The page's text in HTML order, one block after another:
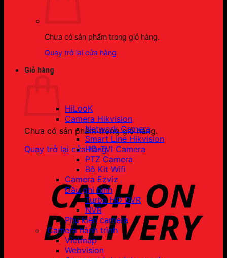
Chưa có sản phẩm trong giỏ hàng.
Quay trở lại cửa hàng
Giỏ hàng
Chưa có sản phẩm trong giỏ hàng.
Quay trở lại cửa hàng
HiLooK
Camera Hikvision
Network Camera
Smart Line Hikvision
HD-TVI Camera
PTZ Camera
Bộ Kit Wifi
Camera Ezviz
Đầu ghi hình
Turbo HD DVR
NVR
Phụ kiện camera
Camera hành trình
Vietmap
Webvision